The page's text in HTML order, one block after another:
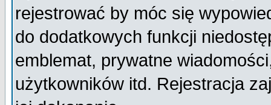
rejestrować by móc się
do dodatkowych funkcji
emblemat, prywatne
użytkowników itd. Rejestracja